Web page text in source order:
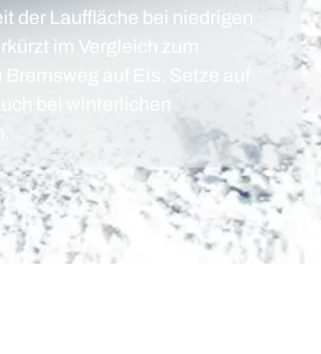
der Lauffläche bei niedrigen
im Vergleich zum
auf Eis. Setze auf
bei winterlichen